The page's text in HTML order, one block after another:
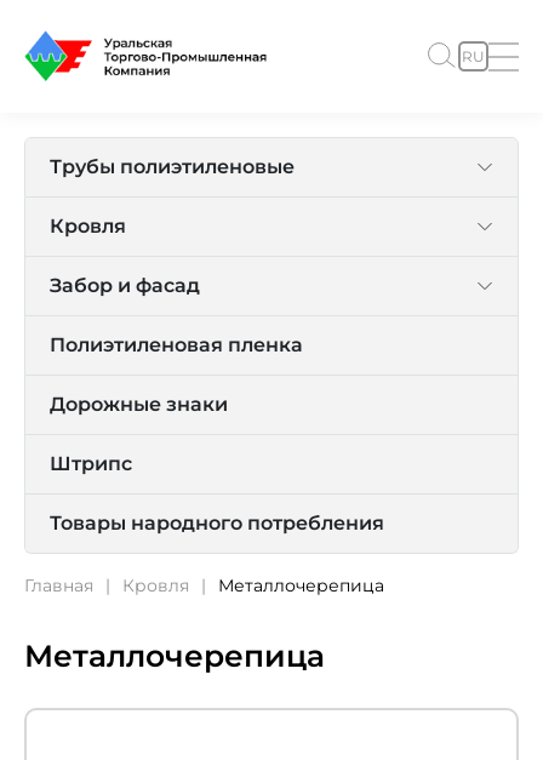
RU
Трубы полиэтиленовые
Кровля
Забор и фасад
Полиэтиленовая пленка
Дорожные знаки
Штрипс
Товары народного потребления
Главная Кровля Металлочерепица
Металлочерепица